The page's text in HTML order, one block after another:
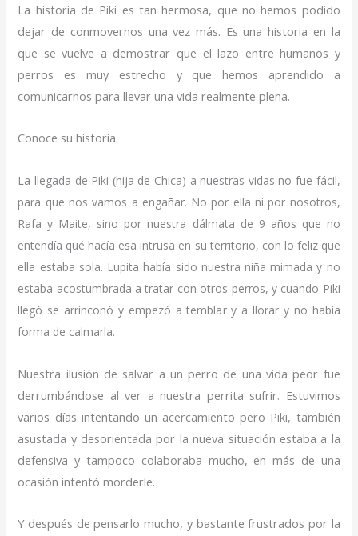
La historia de Piki es tan hermosa, que no hemos podido
dejar de conmovernos una vez más. Es una historia en la
que se vuelve a demostrar que el lazo entre humanos y
perros es muy estrecho y que hemos aprendido a
comunicarnos para llevar una vida realmente plena.
Conoce su historia.
La llegada de Piki (hija de Chica) a nuestras vidas no fue fácil,
para que nos vamos a engañar. No por ella ni por nosotros,
Rafa y Maite, sino por nuestra dálmata de 9 años que no
entendía qué hacía esa intrusa en su territorio, con lo feliz que
ella estaba sola. Lupita había sido nuestra niña mimada y no
estaba acostumbrada a tratar con otros perros, y cuando Piki
llegó se arrinconó y empezó a temblar y a llorar y no había
forma de calmarla.
Nuestra ilusión de salvar a un perro de una vida peor fue
derrumbándose al ver a nuestra perrita sufrir. Estuvimos
varios días intentando un acercamiento pero Piki, también
asustada y desorientada por la nueva situación estaba a la
defensiva y tampoco colaboraba mucho, en más de una
ocasión intentó morderle.
Y después de pensarlo mucho, y bastante frustrados por la
Lupita